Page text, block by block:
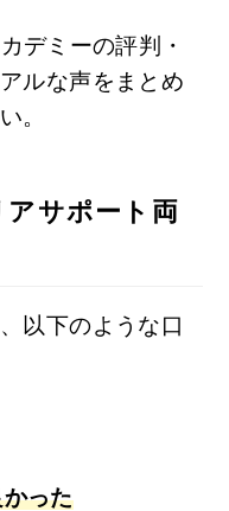
デミーの評判・
ルな声をまとめ
。
サポート両
以下のような口
った